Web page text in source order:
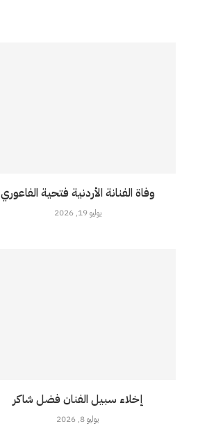
وفاة الفنانة الأردنية فتحية الفاعوري
يوليو 19, 2026
إخلاء سبيل الفنان فضل شاكر
يوليو 8, 2026